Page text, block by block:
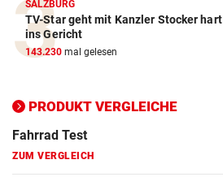
SALZBURG
TV-Star geht mit Kanzler Stocker hart
ins Gericht
143.230 mal gelesen
PRODUKT VERGLEICHE
Elektro-Scooter Vergleich
ZUM VERGLEICH
ZUM VERGLEICH
Fahrrad Test
ZUM VERGLEICH